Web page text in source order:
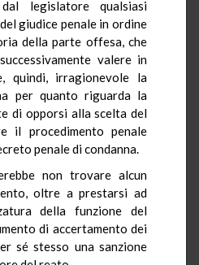
legislatore qualsiasi
giudice penale in ordine
della parte offesa, che
valere in
quindi, irragionevole la
per quanto riguarda la
di opporsi alla scelta del
il procedimento penale
penale di condanna.
non trovare alcun
oltre a prestarsi ad
della funzione del
di accertamento dei
sé stesso una sanzione